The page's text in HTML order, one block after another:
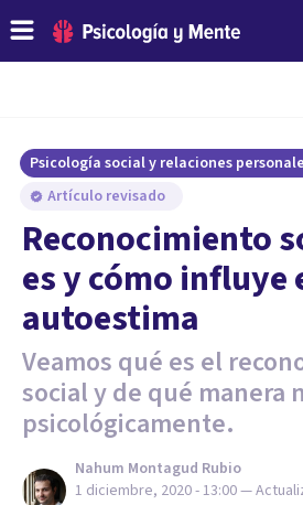
Psicología social y relaciones
Artículo revisado
Reconocimiento
es y cómo influye
autoestima
Veamos qué es el
social y de qué manera
psicológicamente.
Nahum Montagud Rubio
1 diciembre, 2020 - 13:00—